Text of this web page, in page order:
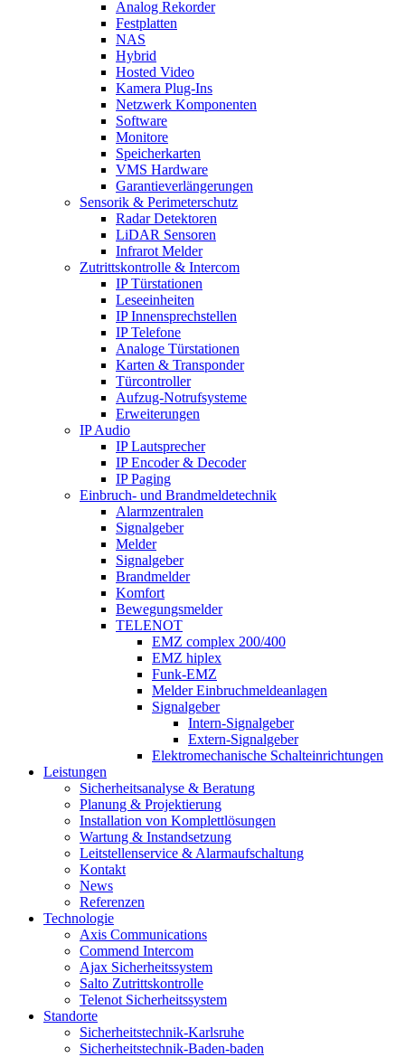
Analog Rekorder
Festplatten
NAS
Hybrid
Hosted Video
Kamera Plug-Ins
Netzwerk Komponenten
Software
Monitore
Speicherkarten
VMS Hardware
Garantieverlängerungen
Sensorik & Perimeterschutz
Radar Detektoren
LiDAR Sensoren
Infrarot Melder
Zutrittskontrolle & Intercom
IP Türstationen
Leseeinheiten
IP Innensprechstellen
IP Telefone
Analoge Türstationen
Karten & Transponder
Türcontroller
Aufzug-Notrufsysteme
Erweiterungen
IP Audio
IP Lautsprecher
IP Encoder & Decoder
IP Paging
Einbruch- und Brandmeldetechnik
Alarmzentralen
Signalgeber
Melder
Signalgeber
Brandmelder
Komfort
Bewegungsmelder
TELENOT
EMZ complex 200/400
EMZ hiplex
Funk-EMZ
Melder Einbruchmeldeanlagen
Signalgeber
Intern-Signalgeber
Extern-Signalgeber
Elektromechanische Schalteinrichtungen
Leistungen
Sicherheitsanalyse & Beratung
Planung & Projektierung​
Installation von Komplettlösungen
Wartung & Instandsetzung
Leitstellenservice & Alarmaufschaltung
Kontakt
News
Referenzen
Technologie
Axis Communications
Commend Intercom
Ajax Sicherheitssystem​
Salto Zutrittskontrolle
Telenot Sicherheitssystem
Standorte
Sicherheitstechnik-Karlsruhe
Sicherheitstechnik-Baden-baden